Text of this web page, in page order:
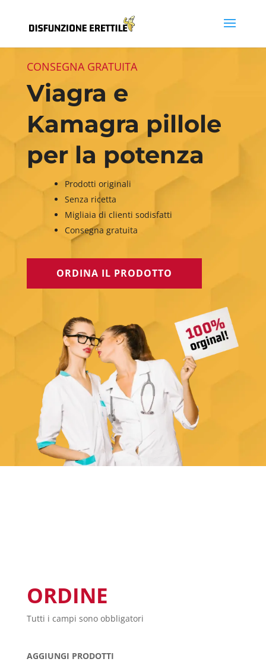
CONSEGNA GRATUITA
Viagra e
Kamagra pillole
per la potenza
Prodotti originali
Senza ricetta
Migliaia di clienti sodisfatti
Consegna gratuita
ORDINA IL PRODOTTO
ORDINE
Tutti i campi sono obbligatori
AGGIUNGI PRODOTTI